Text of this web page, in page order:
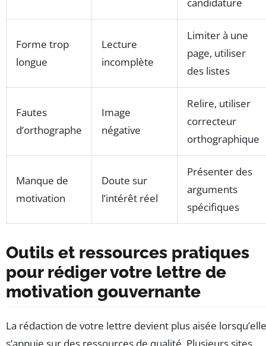
candidature
Forme trop
longue
Lecture
incomplète
Limiter à une
page, utiliser
des listes
Fautes
d’orthographe
Image
négative
Relire, utiliser
correcteur
orthographique
Manque de
motivation
Doute sur
l’intérêt réel
Présenter des
arguments
spécifiques
Outils et ressources pratiques
pour rédiger votre lettre de
motivation gouvernante
La rédaction de votre lettre devient plus aisée lorsqu’elle